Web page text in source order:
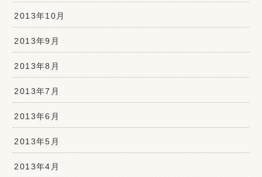
2013年10月
2013年9月
2013年8月
2013年7月
2013年6月
2013年5月
2013年4月